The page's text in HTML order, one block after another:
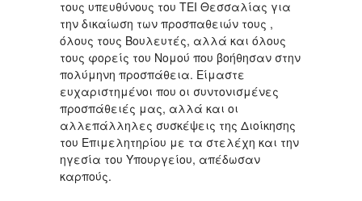
τους υπευθύνους του ΤΕΙ Θεσσαλίας για
την δικαίωση των προσπαθειών τους ,
όλους τους Βουλευτές, αλλά και όλους
τους φορείς του Νομού που βοήθησαν στην
πολύμηνη προσπάθεια. Είμαστε
ευχαριστημένοι που οι συντονισμένες
προσπάθειές μας, αλλά και οι
αλλεπάλληλες συσκέψεις της Διοίκησης
του Επιμελητηρίου με τα στελέχη και την
ηγεσία του Υπουργείου, απέδωσαν
καρπούς.